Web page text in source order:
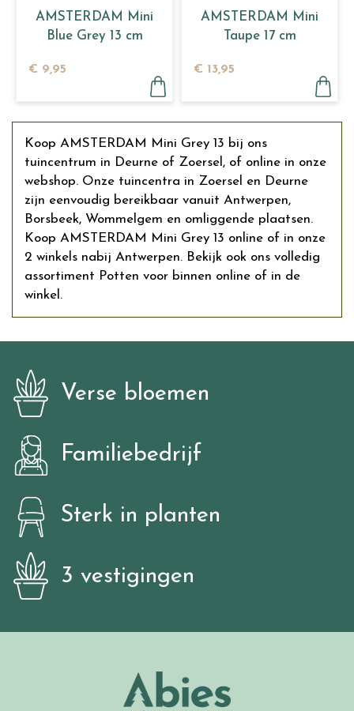
AMSTERDAM Mini
Blue Grey 13 cm
€ 9,95
AMSTERDAM Mini
Taupe 17 cm
€ 13,95
Koop AMSTERDAM Mini Grey 13 bij ons
tuincentrum in Deurne of Zoersel, of online in onze
webshop. Onze tuincentra in Zoersel en Deurne
zijn eenvoudig bereikbaar vanuit Antwerpen,
Borsbeek, Wommelgem en omliggende plaatsen.
Koop AMSTERDAM Mini Grey 13 online of in onze
2 winkels nabij Antwerpen. Bekijk ook ons volledig
assortiment Potten voor binnen online of in de
winkel.
Verse bloemen
Familiebedrijf
Sterk in planten
3 vestigingen